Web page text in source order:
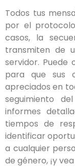
Todos tus
por el
casos, la
transmiten de
servidor. Puede
para que sus
apreciados en
seguimiento
informes
tiempos de
identificar
a cualquier
de género, ¡y